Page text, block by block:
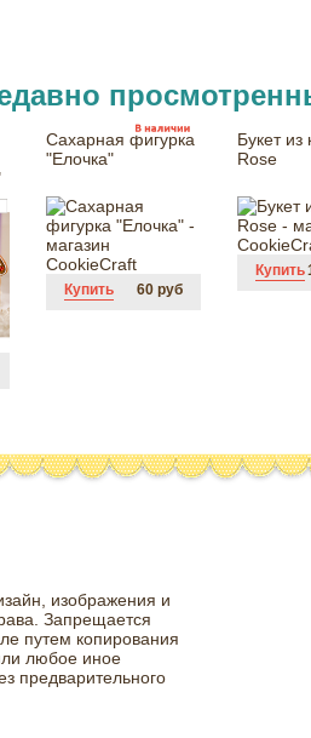
Сахарная фигурка
"Елочка"
Купить 60 руб
Букет из
Rose
Купить
изображения и
Запрещается
путем копирования
любое иное
предварительного